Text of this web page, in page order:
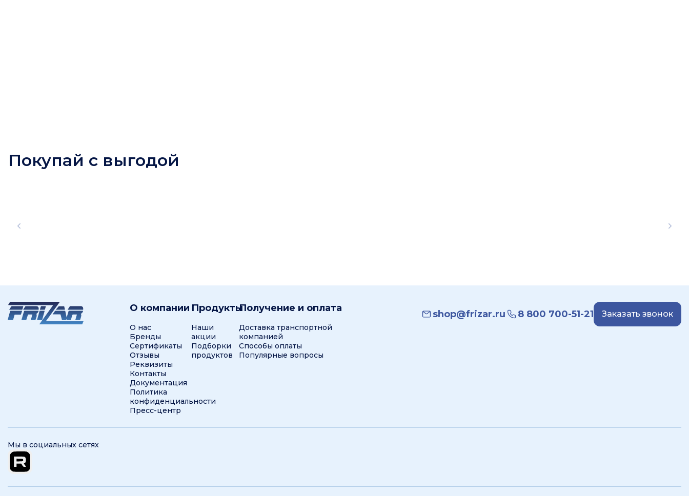
Покупай с выгодой
О компании
О нас
Бренды
Сертификаты
Отзывы
Реквизиты
Контакты
Документация
Политика
конфиденциальности
Пресс-центр
Продукты
Наши
акции
Подборки
продуктов
Получение и оплата
Доставка транспортной
компанией
Способы оплаты
Популярные вопросы
shop@frizar.ru 8 800 700-51-21 Заказать звонок
Мы в социальных сетях